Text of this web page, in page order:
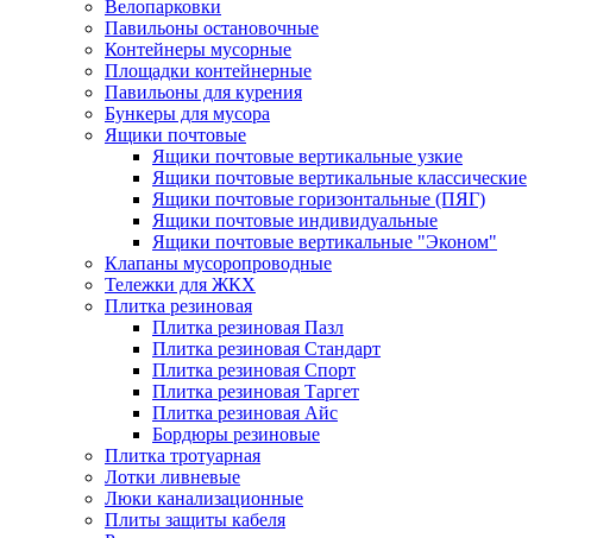
Велопарковки
Павильоны остановочные
Контейнеры мусорные
Площадки контейнерные
Павильоны для курения
Бункеры для мусора
Ящики почтовые
Ящики почтовые вертикальные узкие
Ящики почтовые вертикальные классические
Ящики почтовые горизонтальные (ПЯГ)
Ящики почтовые индивидуальные
Ящики почтовые вертикальные "Эконом"
Клапаны мусоропроводные
Тележки для ЖКХ
Плитка резиновая
Плитка резиновая Пазл
Плитка резиновая Стандарт
Плитка резиновая Спорт
Плитка резиновая Таргет
Плитка резиновая Айс
Бордюры резиновые
Плитка тротуарная
Лотки ливневые
Люки канализационные
Плиты защиты кабеля